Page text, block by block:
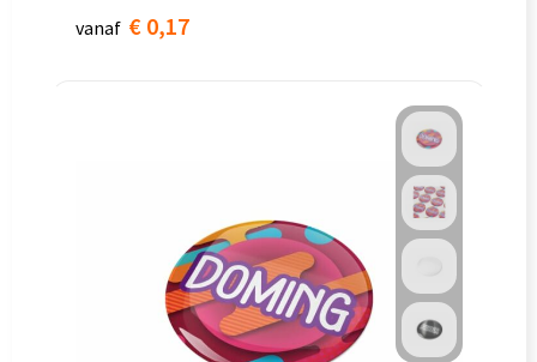
vanaf € 0,17